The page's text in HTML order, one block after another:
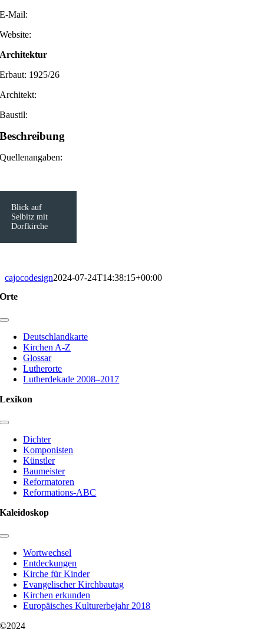
E-Mail:
Website:
Architektur
Erbaut: 1925/26
Architekt:
Baustil:
Beschreibung
Quellenangaben:
Blick auf
Selbitz mit
Dorfkirche
cajocodesign2024-07-24T14:38:15+00:00
Orte
Toggle
NavigationDeutschlandkarte
Kirchen A-Z
Glossar
Lutherorte
Lutherdekade 2008–2017
Lexikon
Toggle
Navigation
Dichter
Komponisten
Künstler
Baumeister
Reformatoren
Reformations-ABC
Kaleidoskop
Toggle
NavigationWortwechsel
Entdeckungen
Kirche für Kinder
Evangelischer Kirchbautag
Kirchen erkunden
Europäisches Kulturerbejahr 2018
©2024